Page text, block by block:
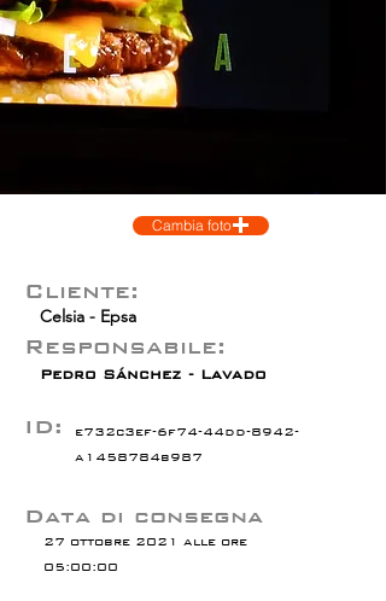
Cambia foto
Celsia - Epsa
Cliente:
Responsabile:
Pedro Sánchez - Lavado
e732c3ef-6f74-44dd-8942-
a1458784b987
ID:
Data di consegna
27 ottobre 2021 alle ore
05:00:00